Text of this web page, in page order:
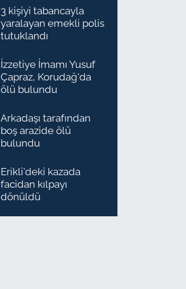
3 kişiyi tabancayla
yaralayan emekli polis
tutuklandı
İzzetiye İmamı Yusuf
Çapraz, Korudağ'da
ölü bulundu
Arkadaşı tarafından
boş arazide ölü
bulundu
Erikli'deki kazada
facidan kılpayı
dönüldü